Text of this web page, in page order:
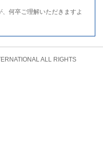
何卒ご理解いただきますよ